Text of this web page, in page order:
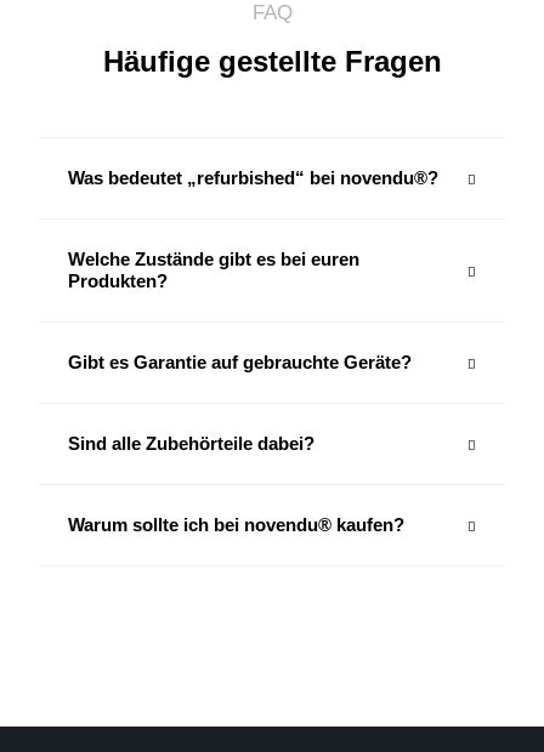
FAQ
Häufige gestellte Fragen
Was bedeutet „refurbished“ bei novendu®?
Welche Zustände gibt es bei euren
Produkten?
Gibt es Garantie auf gebrauchte Geräte?
Sind alle Zubehörteile dabei?
Warum sollte ich bei novendu® kaufen?